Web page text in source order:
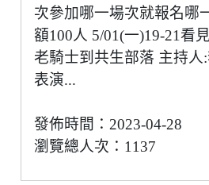
次參加哪一場次就報名哪
額100人 5/01(一)19-21看
老騎士到共生部落 主持人
表演...
發佈時間：2023-04-28
瀏覽總人次：1137